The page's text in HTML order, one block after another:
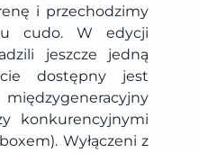
i przechodzimy
cudo. W edycji
jeszcze jedną
dostępny jest
konkurencyjnymi
Wyłączeni z